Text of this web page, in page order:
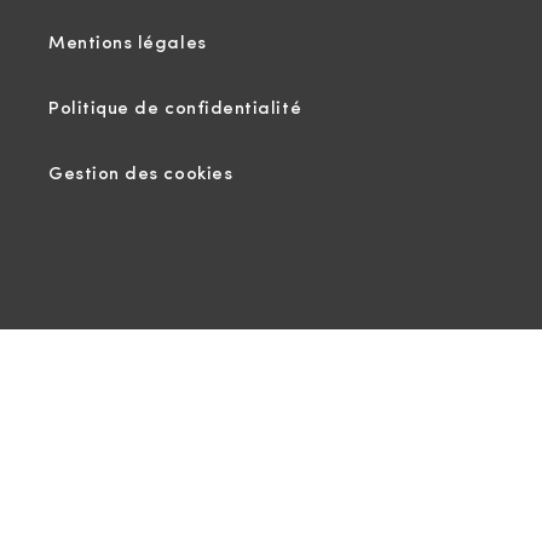
Mentions légales
Politique de confidentialité
Gestion des cookies